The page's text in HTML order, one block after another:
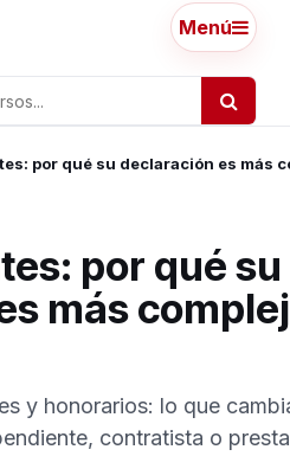
Menú
por qué su declaración es más
por qué su
más
y honorarios: lo que
contratista o